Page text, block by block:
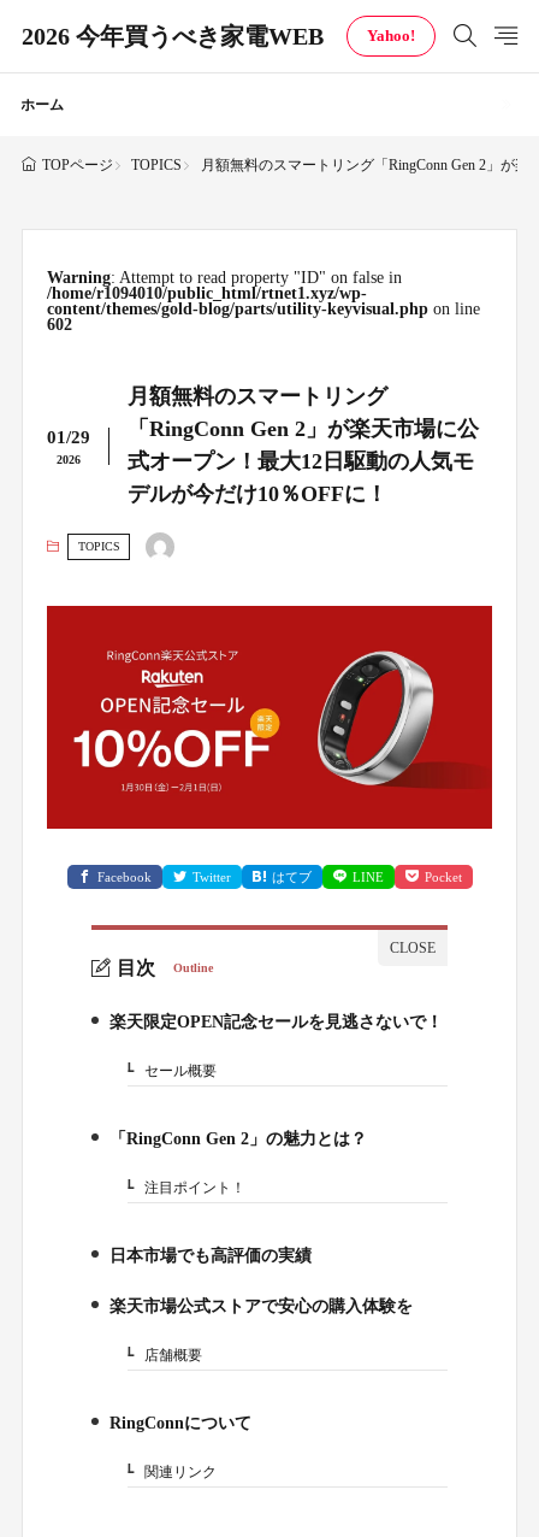
2026 今年買うべき家電WEB Yahoo!
ホーム
TOPページ TOPICS 月額無料のスマートリング「RingConn Gen 2」が
Warning: Attempt to read property "ID" on false in
/home/r1094010/public_html/rtnet1.xyz/wp-
content/themes/gold-blog/parts/utility-keyvisual.phpon line
602
01/29
2026
月額無料のスマートリング
「RingConn Gen 2」が楽天市場に公
式オープン！最大12日駆動の人気モ
デルが今だけ10％OFFに！
TOPICS
Facebook Twitter はてブ LINE Pocket
目次 Outline
1.
楽天限定OPEN記念セールを見逃さないで！
1-1.セール概要
「RingConn Gen 2」の魅力とは？
2-1.注目ポイント！
日本市場でも高評価の実績
4.
楽天市場公式ストアで安心の購入体験を
4-1.店舗概要
5.
RingConnについて
5-1.関連リンク